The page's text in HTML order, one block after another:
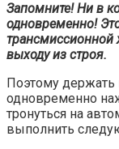
Запомните! Ни в
одновременно!
выходу из строя.
Поэтому держать
одновременно
тронуться на
выполнить